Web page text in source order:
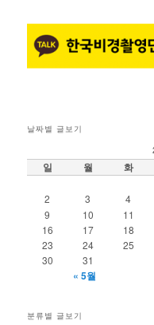
날짜별 글보기
일 월 화
2
3 4
9 10 11
16
17 18
23
24 25
30
31
« 5월
분류별 글보기